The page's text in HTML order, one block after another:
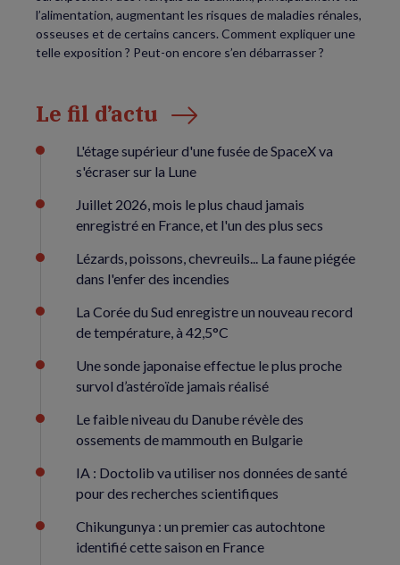
l’alimentation, augmentant les risques de maladies rénales,
osseuses et de certains cancers. Comment expliquer une
telle exposition ? Peut-on encore s’en débarrasser ?
Le fil d’actu
L'étage supérieur d'une fusée de SpaceX va
s'écraser sur la Lune
Juillet 2026, mois le plus chaud jamais
enregistré en France, et l'un des plus secs
Lézards, poissons, chevreuils... La faune piégée
dans l'enfer des incendies
La Corée du Sud enregistre un nouveau record
de température, à 42,5°C
Une sonde japonaise effectue le plus proche
survol d’astéroïde jamais réalisé
Le faible niveau du Danube révèle des
ossements de mammouth en Bulgarie
IA : Doctolib va utiliser nos données de santé
pour des recherches scientifiques
Chikungunya : un premier cas autochtone
identifié cette saison en France